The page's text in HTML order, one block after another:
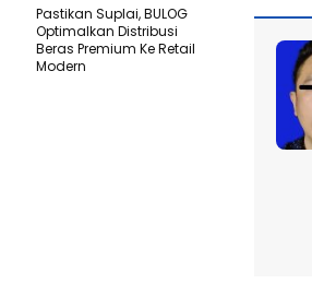
Pastikan SupIai, BULOG
Optimalkan Distribusi
Beras Premium Ke Retail
Modern